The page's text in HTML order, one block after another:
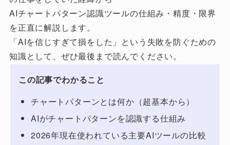
AIチャートパターン認識ツールの仕組み・精度・限界
を正直に解説します。
「AIを信じすぎて損をした」という失敗を防ぐための
知識として、ぜひ最後まで読んでください。
この記事でわかること
チャートパターンとは何か（超基本から）
AIがチャートパターンを認識する仕組み
2026年現在使われている主要AIツールの比較